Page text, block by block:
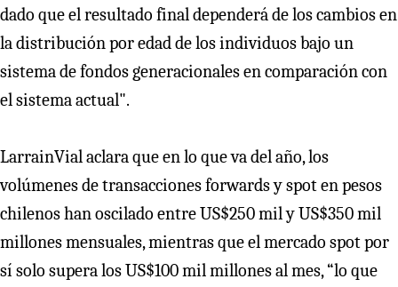
dado que el resultado final dependerá de los cambios en
la distribución por edad de los individuos bajo un
sistema de fondos generacionales en comparación con
el sistema actual".
LarrainVial aclara que en lo que va del año, los
volúmenes de transacciones forwards y spot en pesos
chilenos han oscilado entre US$250 mil y US$350 mil
millones mensuales, mientras que el mercado spot por
sí solo supera los US$100 mil millones al mes, “lo que